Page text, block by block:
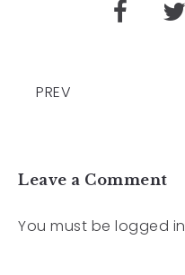
PREV
Leave a Comment
You must be logged in